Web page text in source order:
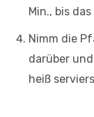
Min., bis
Nimm die
darüber
heiß